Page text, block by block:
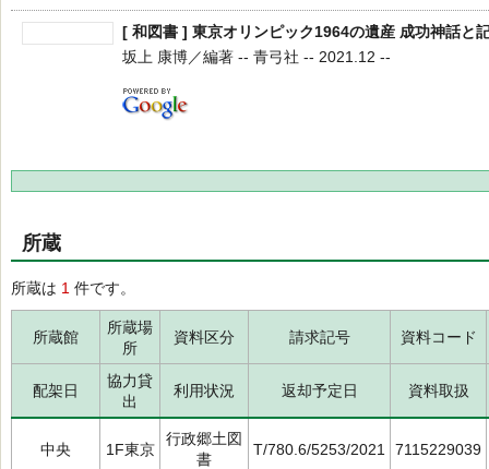
[ 和図書 ] 東京オリンピック1964の遺産 成功神話と
坂上 康博／編著 -- 青弓社 -- 2021.12 --
所蔵
所蔵は 1 件です。
所蔵館
所蔵場
所
資料区分 請求記号 資料コード
配架日
協力貸
出
利用状況 返却予定日 資料取扱
中央 1F東京
行政郷土図
書
T/780.6/5253/2021 7115229039